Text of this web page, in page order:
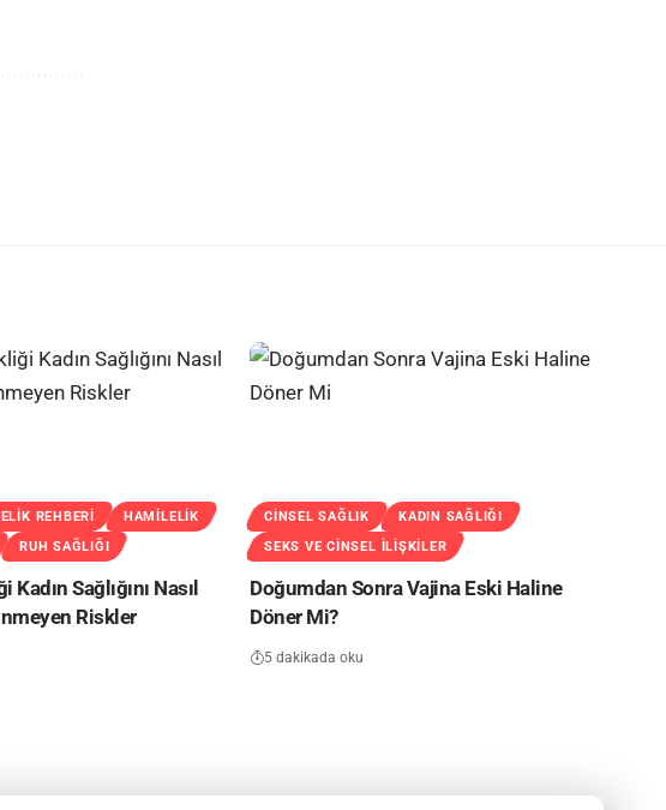
REHBERI
HAMILELIK
RUH SAĞLIĞI
Sağlığını Nasıl
Riskler
CINSEL SAĞLIK
KADIN SAĞLIĞI
SEKS VE CINSEL İLIŞKILER
Doğumdan Sonra Vajina Eski Haline
Döner Mi?
5 dakikada oku